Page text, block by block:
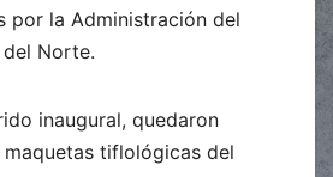
por la Administración del
Norte.
inaugural, quedaron
maquetas tiflológicas del